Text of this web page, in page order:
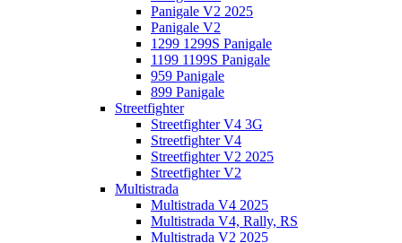
Panigale V2 2025
Panigale V2
1299 1299S Panigale
1199 1199S Panigale
959 Panigale
899 Panigale
Streetfighter
Streetfighter V4 3G
Streetfighter V4
Streetfighter V2 2025
Streetfighter V2
Multistrada
Multistrada V4 2025
Multistrada V4, Rally, RS
Multistrada V2 2025